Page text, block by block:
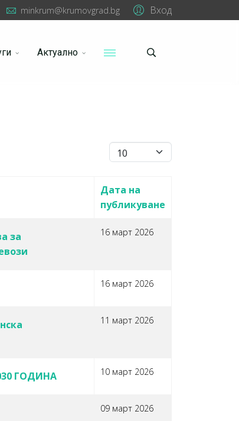
Вход
minkrum@krumovgrad.bg
Актуално
Брой записи #
Дата на
публикуване
за
16 март 2026
16 март 2026
11 март 2026
ГОДИНА 10 март 2026
09 март 2026